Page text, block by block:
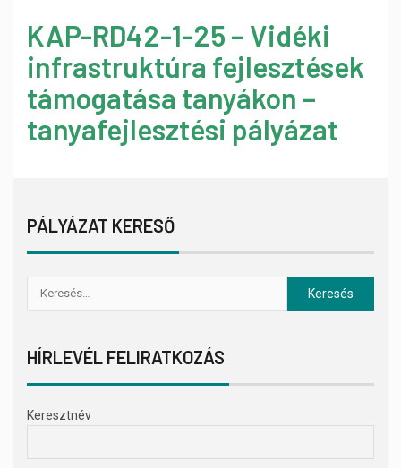
KAP-RD42-1-25 – Vidéki
infrastruktúra fejlesztések
támogatása tanyákon –
tanyafejlesztési pályázat
PÁLYÁZAT KERESŐ
HÍRLEVÉL FELIRATKOZÁS
Keresztnév